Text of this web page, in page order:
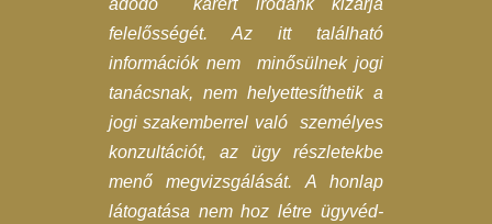
adódó kárért irodánk kizárja
felelősségét. Az itt található
információk nem minősülnek jogi
tanácsnak, nem helyettesíthetik a
jogi szakemberrel való személyes
konzultációt, az ügy részletekbe
menő megvizsgálását. A honlap
látogatása nem hoz létre ügyvéd-